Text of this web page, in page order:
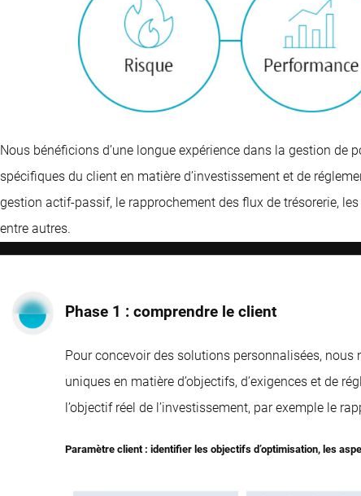
Nous bénéficions d’une longue expérience dans la gestion
spécifiques du client en matière d’investissement et de
gestion actif-passif, le rapprochement des flux de trésorerie,
entre autres.
Phase 1 : comprendre le client
Pour concevoir des solutions personnalisées,
uniques en matière d’objectifs, d’exigences et de
l’objectif réel de l’investissement, par exemple le
Paramètre client : identifier les objectifs d’optimisation, les